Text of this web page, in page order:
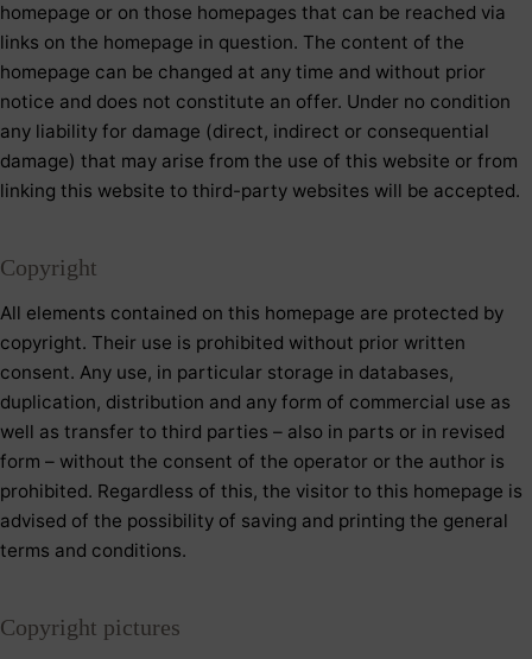
homepage or on those homepages that can be reached via
links on the homepage in question. The content of the
homepage can be changed at any time and without prior
notice and does not constitute an offer. Under no condition
any liability for damage (direct, indirect or consequential
damage) that may arise from the use of this website or from
linking this website to third-party websites will be accepted.
Copyright
All elements contained on this homepage are protected by
copyright. Their use is prohibited without prior written
consent. Any use, in particular storage in databases,
duplication, distribution and any form of commercial use as
well as transfer to third parties – also in parts or in revised
form – without the consent of the operator or the author is
prohibited. Regardless of this, the visitor to this homepage is
advised of the possibility of saving and printing the general
terms and conditions.
Copyright pictures